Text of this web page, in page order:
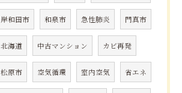
岸和田市 和泉市 急性肺炎 門真市
北海道 中古マンション カビ再発
松原市 空気循環 室内空気 省エネ